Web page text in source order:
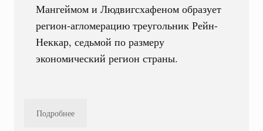
Мангеймом и Людвигсхафеном образует
регион-агломерацию треугольник Рейн-
Неккар, седьмой по размеру
экономический регион страны.
Подробнее